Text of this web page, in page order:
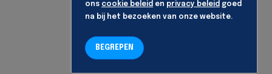
ons cookie beleid en privacy beleid goed
na bij het bezoeken van onze website.
BEGREPEN